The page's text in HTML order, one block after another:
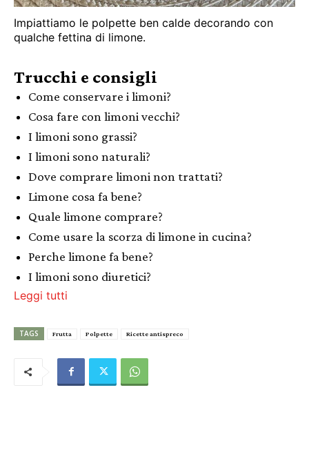
Impiattiamo le polpette ben calde decorando con
qualche fettina di limone.
Trucchi e consigli
Come conservare i limoni?
Cosa fare con limoni vecchi?
I limoni sono grassi?
I limoni sono naturali?
Dove comprare limoni non trattati?
Limone cosa fa bene?
Quale limone comprare?
Come usare la scorza di limone in cucina?
Perche limone fa bene?
I limoni sono diuretici?
Leggi tutti
TAGS Frutta Polpette Ricette antispreco